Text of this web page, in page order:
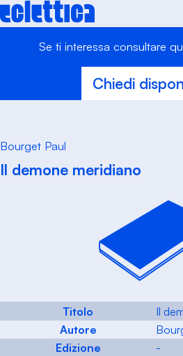
Skip
to
Se ti interessa consultare
Chiedi
Bourget Paul
Il demone meridiano
Titolo
Il
Autore
Edizione
-